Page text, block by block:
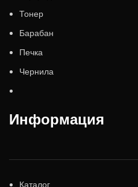
Тонер
Барабан
Печка
Чернила
Информация
Каталог